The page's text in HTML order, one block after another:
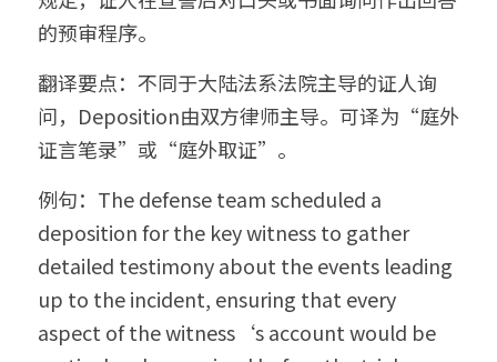
的预审程序。
翻译要点：不同于大陆法系法院主导的证人询
问，Deposition由双方律师主导。可译为“庭外
证言笔录”或“庭外取证”。
例句：The defense team scheduled a
deposition for the key witness to gather
detailed testimony about the events leading
up to the incident, ensuring that every
aspect of the witness‘s account would be